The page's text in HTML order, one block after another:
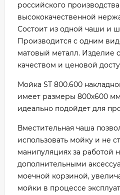
российского
высококачественной
Состоит из одной чаши и
Производится с одним
матовый металл. Изделие
качеством и ценовой
Мойка ST 800.600
имеет размеры 800х600
идеально подойдет для
Вместительная чаша
использовать мойку и не
манипуляциях за работой
дополнительными
моечной корзиной,
мойки в процессе